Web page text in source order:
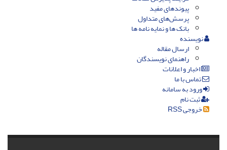
پیوندهای مفید
پرسش‌های متداول
بانک ها و نمایه نامه ها
نویسنده
ارسال مقاله
راهنمای نویسندگان
اخبار و اعلانات
تماس با ما
ورود به سامانه
ثبت نام
خروجی RSS